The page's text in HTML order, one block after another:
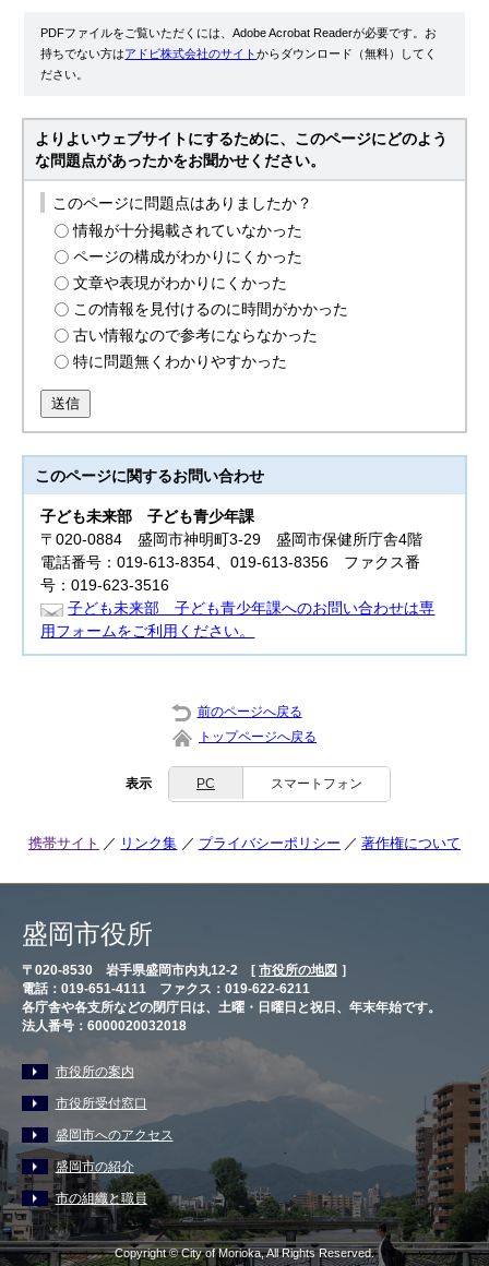
PDFファイルをご覧いただくには、Adobe Acrobat Readerが必要です。お
持ちでない方はアドビ株式会社のサイトからダウンロード（無料）してく
ださい。
よりよいウェブサイトにするために、このページにどのよう
な問題点があったかをお聞かせください。
このページに問題点はありましたか？
情報が十分掲載されていなかった
ページの構成がわかりにくかった
文章や表現がわかりにくかった
この情報を見付けるのに時間がかかった
古い情報なので参考にならなかった
特に問題無くわかりやすかった
送信
このページに関するお問い合わせ
子ども未来部子ども青少年課
〒020-0884 盛岡市神明町3-29 盛岡市保健所庁舎4階
電話番号：019-613-8354、019-613-8356 ファクス番
号：019-623-3516
子ども未来部 子ども青少年課へのお問い合わせは専
用フォームをご利用ください。
前のページへ戻る
トップページへ戻る
表示 PC スマートフォン
携帯サイト リンク集 プライバシーポリシー 著作権について
盛岡市役所
〒020-8530 岩手県盛岡市内丸12-2 [ 市役所の地図 ］
電話：019-651-4111 ファクス：019-622-6211
各庁舎や各支所などの閉庁日は、土曜・日曜日と祝日、年末年始です。
法人番号：6000020032018
市役所の案内
市役所受付窓口
盛岡市へのアクセス
盛岡市の紹介
市の組織と職員
Copyright © City of Morioka, All Rights Reserved.